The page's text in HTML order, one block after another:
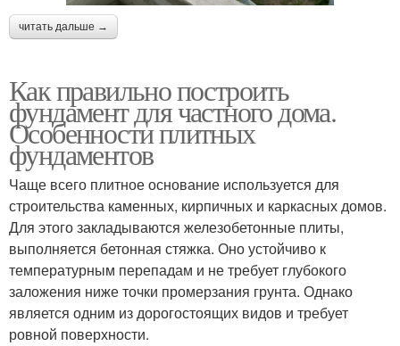
читать дальше →
Как правильно построить
фундамент для частного дома.
Особенности плитных
фундаментов
Чаще всего плитное основание используется для
строительства каменных, кирпичных и каркасных домов.
Для этого закладываются железобетонные плиты,
выполняется бетонная стяжка. Оно устойчиво к
температурным перепадам и не требует глубокого
заложения ниже точки промерзания грунта. Однако
является одним из дорогостоящих видов и требует
ровной поверхности.